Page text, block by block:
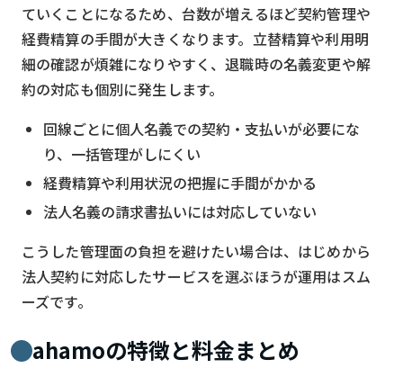
ていくことになるため、台数が増えるほど契約管理や
経費精算の手間が大きくなります。立替精算や利用明
細の確認が煩雑になりやすく、退職時の名義変更や解
約の対応も個別に発生します。
回線ごとに個人名義での契約・支払いが必要にな
り、一括管理がしにくい
経費精算や利用状況の把握に手間がかかる
法人名義の請求書払いには対応していない
こうした管理面の負担を避けたい場合は、はじめから
法人契約に対応したサービスを選ぶほうが運用はスム
ーズです。
ahamoの特徴と料金まとめ